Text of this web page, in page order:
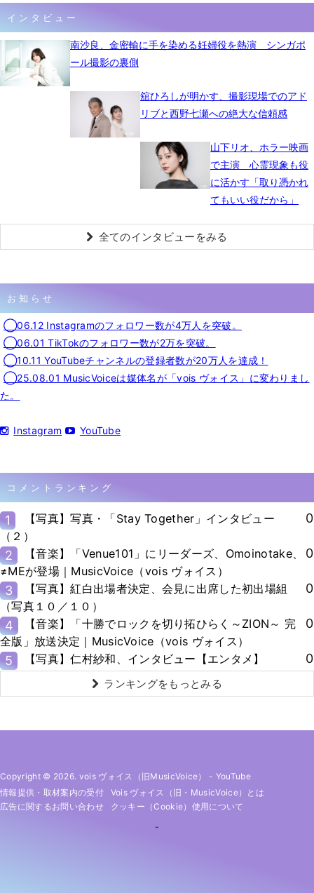
インタビュー
南沙良、金密輸に手を染める妊婦役を熱演 シンガポ
ール撮影の裏側
舘ひろしが明かす、撮影現場でのアド
リブと西野七瀬への絶大な信頼感
山下リオ、ホラー映画
で主演 心霊現象も役
に活かす「取り憑かれ
てもいい役だから」
全てのインタビューをみる
お知らせ
◯06.12 Instagramのフォロワー数が4万人を突破。
◯06.01 TikTokのフォロワー数が2万を突破。
◯10.11 YouTubeチャンネルの登録者数が20万人を達成！
◯25.08.01 MusicVoiceは媒体名が「vois ヴォイス」に変わりまし
た。
Instagram YouTube
コメントランキング
1
【写真】写真・「Stay Together」インタビュー
（２）
0
2
【音楽】「Venue101」にリーダーズ、Omoinotake、
≠MEが登場｜MusicVoice（vois ヴォイス）
0
3
【写真】紅白出場者決定、会見に出席した初出場組
（写真１０／１０）
0
4
【音楽】「十勝でロックを切り拓ひらく～ZION～ 完
全版」放送決定｜MusicVoice（vois ヴォイス）
0
5 【写真】仁村紗和、インタビュー【エンタメ】 0
ランキングをもっとみる
Copyright © 2026. vois ヴォイス（旧MusicVoice） - YouTube
情報提供・取材案内の受付
Vois ヴォイス（旧・MusicVoice）とは
広告に関するお問い合わせ
クッキー（cookie）使用について
-